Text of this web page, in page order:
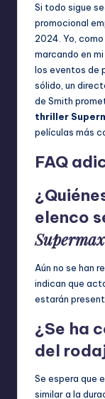
Si todo sigue
promocional
2024. Yo,
marcando en
los eventos de
sólido, un
de Smith
thriller
películas más
FAQ
elenco
Supermax
Aún no se han
indican que
estarán
¿Se ha
del
Se espera que
similar a la